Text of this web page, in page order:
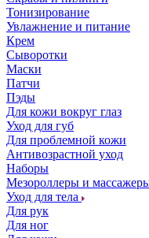
Тонизирование
Увлажнение и питание
Крем
Сыворотки
Маски
Патчи
Пэды
Для кожи вокруг глаз
Уход для губ
Для проблемной кожи
Антивозрастной уход
Наборы
Мезороллеры и
Уход для тела
Для рук
Для ног